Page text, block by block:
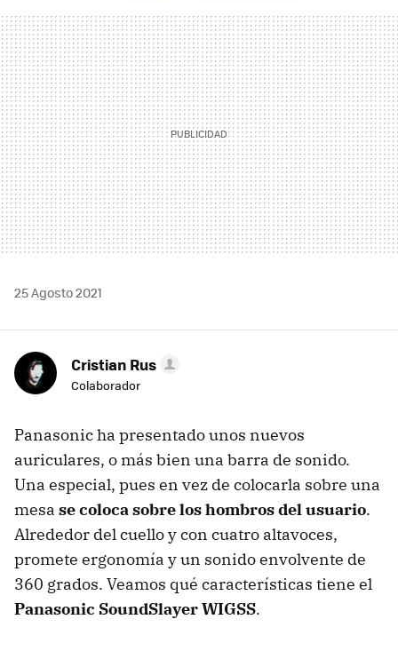
MAIL
25 Agosto 2021
Cristian Rus
Colaborador
Panasonic ha presentado unos nuevos
auriculares, o más bien una barra de sonido.
Una especial, pues en vez de colocarla sobre una
mesa se coloca sobre los hombros del usuario.
Alrededor del cuello y con cuatro altavoces,
promete ergonomía y un sonido envolvente de
360 grados. Veamos qué características tiene el
Panasonic SoundSlayer WIGSS.